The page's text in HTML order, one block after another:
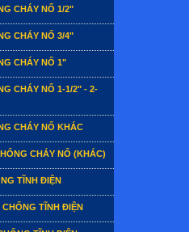
CHÁY NỔ 1/2"
CHÁY NỔ 3/4"
CHÁY NỔ 1"
CHÁY NỔ 1-1/2" - 2-
CHÁY NỔ KHÁC
CHÁY NỔ (KHÁC)
TĨNH ĐIỆN
TĨNH ĐIỆN